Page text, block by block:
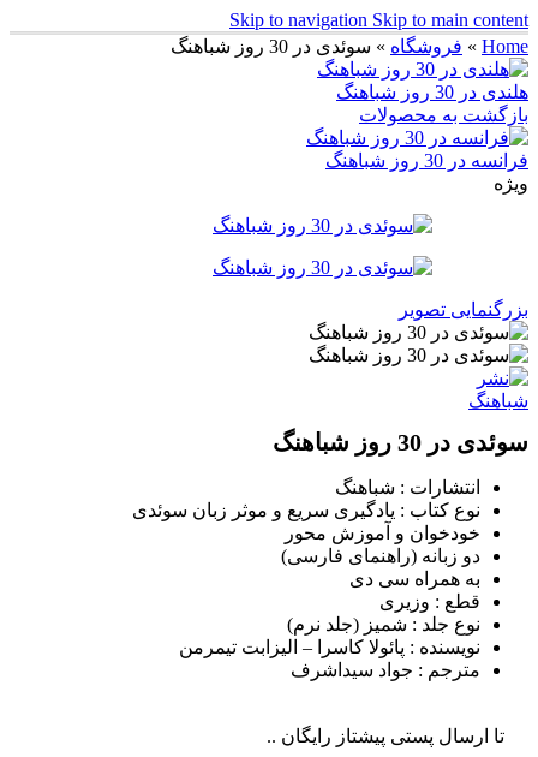
Skip to navigation Skip to main content
Home
» فروشگاه » سوئدی در 30 روز شباهنگ
هلندی در 30 روز شباهنگ
بازگشت به محصولات
فرانسه در 30 روز شباهنگ
ویژه
بزرگنمایی تصویر
سوئدی در 30 روز شباهنگ
انتشارات : شباهنگ
نوع کتاب : یادگیری سریع و موثر زبان سوئدی
خودخوان و آموزش محور
دو زبانه (راهنمای فارسی)
به همراه سی دی
قطع : وزیری
نوع جلد : شمیز (جلد نرم)
نویسنده : پائولا کاسرا – الیزابت تیمرمن
مترجم : جواد سیداشرف
تا ارسال پستی پیشتاز رایگان ..